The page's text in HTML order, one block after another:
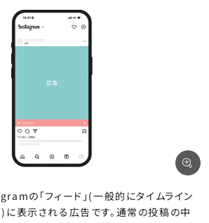
の「フィード」(一般的にタイムライン
表示される広告です。通常の投稿の中